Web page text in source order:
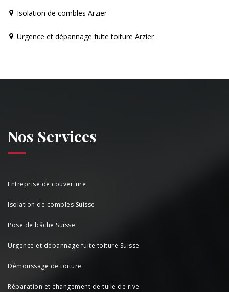
Isolation de combles Arzier
Urgence et dépannage fuite toiture Arzier
Nos Services
Entreprise de couverture
Isolation de combles Suisse
Pose de bâche Suisse
Urgence et dépannage fuite toiture Suisse
Démoussage de toiture
Réparation et changement de tuile de rive